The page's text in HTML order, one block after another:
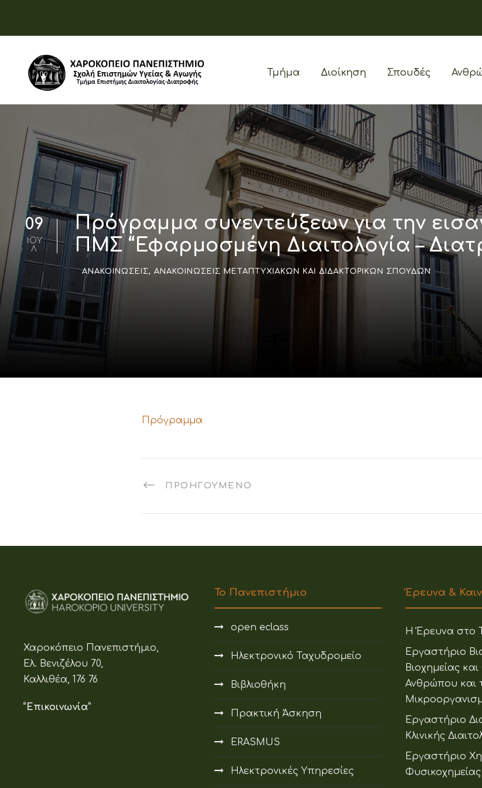
Τμήμα Διοίκηση Σπουδές
09
ΙΟΎ
Λ
Πρόγραμμα συνεντεύξεων για την
ΠΜΣ “Εφαρμοσμένη Διαιτολογία –
ΑΝΑΚΟΙΝΏΣΕΙΣ, ΑΝΑΚΟΙΝΏΣΕΙΣ ΜΕΤΑΠΤΥΧΙΑΚΏΝ ΚΑΙ ΔΙΔΑΚΤΟΡΙΚΏΝ ΣΠΟΥΔΏΝ
Πρόγραμμα
ΠΡΟΗΓΟΎΜΕΝΟ
Χαροκόπειο Πανεπιστήμιο,
Ελ. Βενιζέλου 70,
Καλλιθέα, 176 76
“Επικοινωνία”
Το Πανεπιστήμιο
open eclass
Ηλεκτρονικό Ταχυδρομείο
Βιβλιοθήκη
Πρακτική Άσκηση
ERASMUS
Ηλεκτρονικές Υπηρεσίες
Έρευνα &
Η Έρευνα στο
Εργαστήριο
Βιοχημείας
Ανθρώπου και
Εργαστήριο
Κλινικής
Εργαστήριο